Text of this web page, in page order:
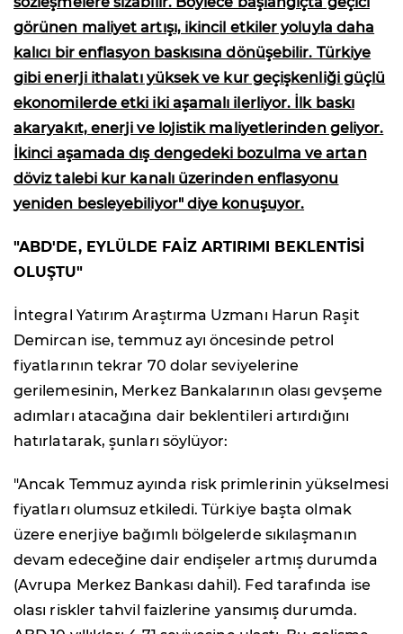
görünen maliyet artışı, ikincil etkiler yoluyla daha
kalıcı bir enflasyon baskısına dönüşebilir. Türkiye
gibi enerji ithalatı yüksek ve kur geçişkenliği güçlü
ekonomilerde etki iki aşamalı ilerliyor. İlk baskı
akaryakıt, enerji ve lojistik maliyetlerinden geliyor.
İkinci aşamada dış dengedeki bozulma ve artan
döviz talebi kur kanalı üzerinden enflasyonu
yeniden besleyebiliyor" diye konuşuyor.
"ABD'DE, EYLÜLDE FAİZ ARTIRIMI BEKLENTİSİ
OLUŞTU"
İntegral Yatırım Araştırma Uzmanı Harun Raşit
Demircan ise, temmuz ayı öncesinde petrol
fiyatlarının tekrar 70 dolar seviyelerine
gerilemesinin, Merkez Bankalarının olası gevşeme
adımları atacağına dair beklentileri artırdığını
hatırlatarak, şunları söylüyor:
"Ancak Temmuz ayında risk primlerinin yükselmesi
fiyatları olumsuz etkiledi. Türkiye başta olmak
üzere enerjiye bağımlı bölgelerde sıkılaşmanın
devam edeceğine dair endişeler artmış durumda
(Avrupa Merkez Bankası dahil). Fed tarafında ise
olası riskler tahvil faizlerine yansımış durumda.